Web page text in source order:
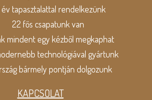
tapasztalattal rendelkezünk
22 fős csapatunk van
mindent egy kézből megkaphat
technológiával gyártunk
bármely pontján dolgozunk
KAPCSOLAT